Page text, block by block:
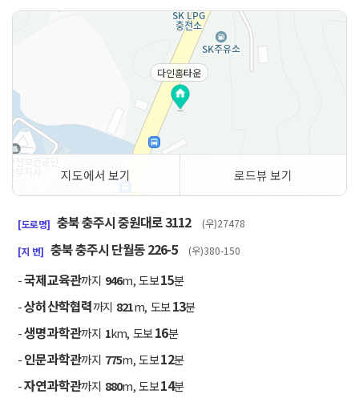
다인홈타운
지도에서 보기 로드뷰 보기
[도로명] 충북 충주시 중원대로 3112 (우)27478
[지 번] 충북 충주시 단월동 226-5 (우)380-150
-국제교육관까지 946m, 도보15분
-상허산학협력까지 821m, 도보13분
-생명과학관까지 1km, 도보16분
-인문과학관까지 775m, 도보12분
-자연과학관까지 880m, 도보14분